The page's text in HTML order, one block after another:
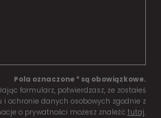
Pola oznaczone * są obowiązkowe.
formularz, potwierdzasz, że zostałeś
ochronie danych osobowych zgodnie z
o prywatności możesz znaleźć tutaj.